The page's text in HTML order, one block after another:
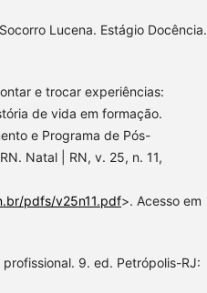
Lucena. Estágio Docência.
e trocar experiências:
de vida em formação.
e Programa de Pós-
Natal | RN, v. 25, n. 11,
pdfs/v25n11.pdf>. Acesso em
9. ed. Petrópolis-RJ: